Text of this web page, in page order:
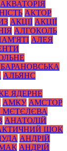
АКВАТОРІЯ
АКТОР
АКЦІЇ АКЦІЇ
АЛГОКОЛЬ
АЛЕЯ
АЛЬЯНС
ЯДЕРНЕ
АМКУ АМСТОР
МЄТЄЛЄВА
АНАТОЛІЙ
ШОК
АНДРІЙ
АНДРІЙ